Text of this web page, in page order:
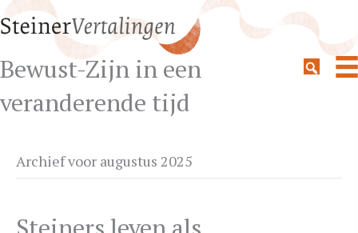
Bewust-Zijn in een
veranderende tijd
Archief voor augustus 2025